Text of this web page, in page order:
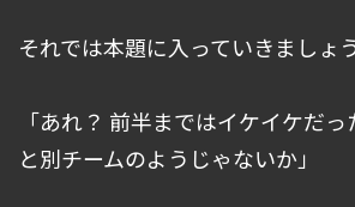
それでは本題に入っていきましょう
「あれ？ 前半まではイケイケだ
と別チームのようじゃないか」